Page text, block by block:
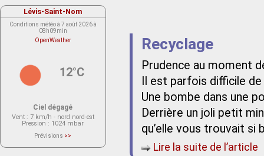
Recyclage
Prudence au moment
Il est parfois difficile
Une bombe dans une
Derrière un joli petit
qu’elle vous trouvait si
Lire la suite de l’article
Lévis-Saint-Nom
Conditions météo à 7 août 2026 à
08h09min
OpenWeather
12°C
Ciel dégagé
Vent : 7 km/h - nord nord-est
Pression : 1024 mbar
Prévisions >>
actuellement aucune prévision